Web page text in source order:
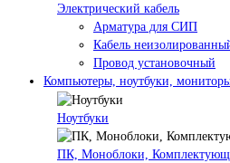
Электрический кабель
Арматура для СИП
Кабель
Провод установочный
Компьютеры, ноутбуки,
Ноутбуки
ПК, Моноблоки,